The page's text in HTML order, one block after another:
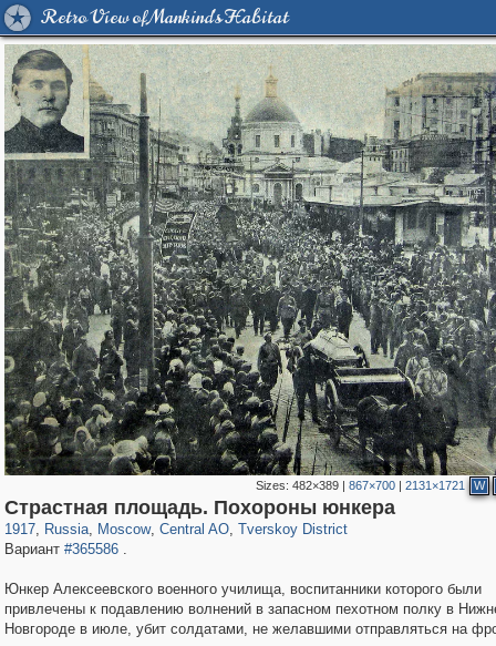
Retro View of Mankind's Habitat
Sizes:482×389 |867×700 |2131×1721 W
Страстная площадь. Похороны юнкера
1917, Russia
1,406,856 29,243
, Moscow
319,861 8,286
, Central AO
160,009 5,916
, Tverskoy District
53,052 2,283
Вариант #365586.
Юнкер Алексеевского военного училища, воспитанники которого были
привлечены к подавлению волнений в запасном пехотном полку в
Новгороде в июле, убит солдатами, не желавшими отправляться на